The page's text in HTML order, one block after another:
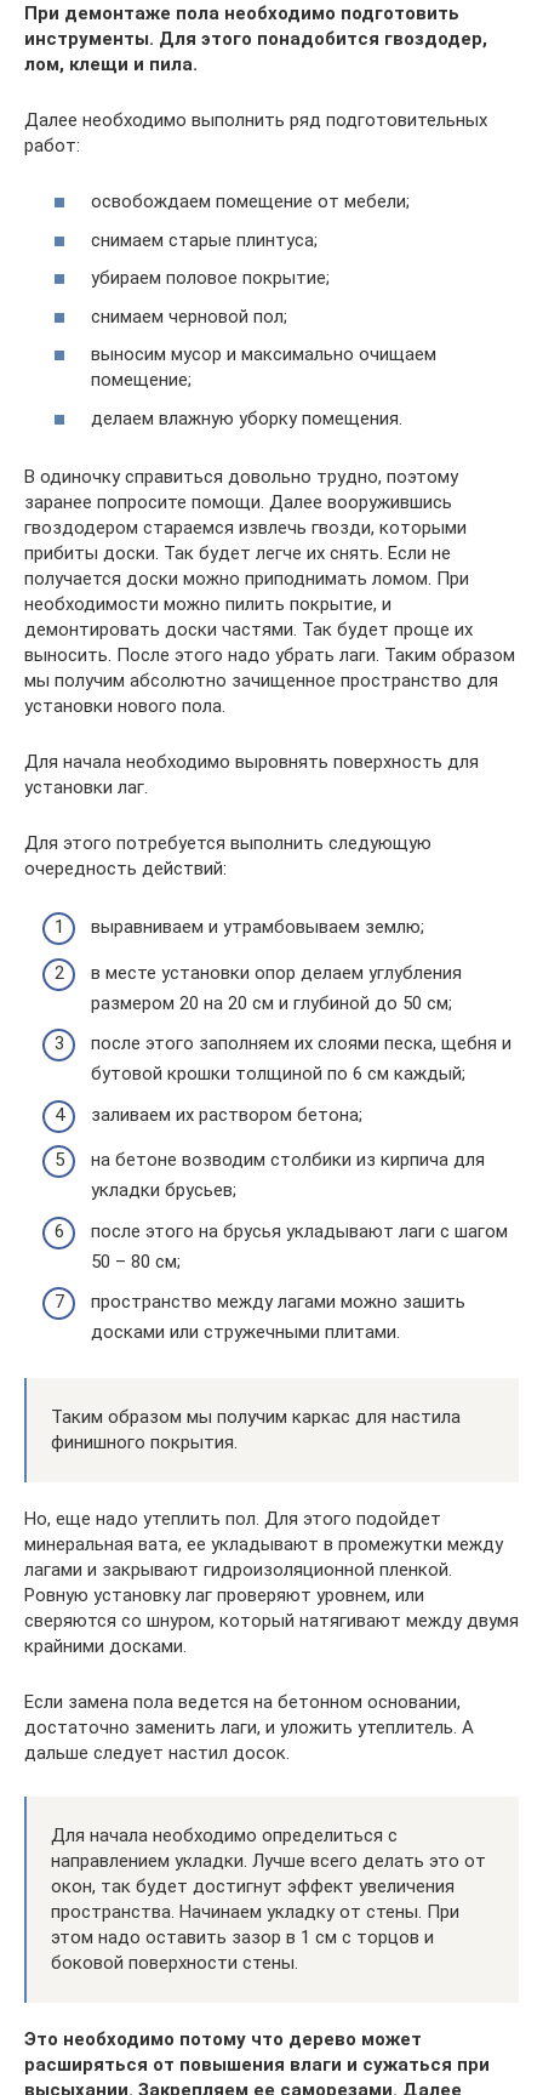
При демонтаже пола необходимо подготовить
инструменты. Для этого понадобится гвоздодер,
лом, клещи и пила.
Далее необходимо выполнить ряд подготовительных
работ:
освобождаем помещение от мебели;
снимаем старые плинтуса;
убираем половое покрытие;
снимаем черновой пол;
выносим мусор и максимально очищаем
помещение;
делаем влажную уборку помещения.
В одиночку справиться довольно трудно, поэтому
заранее попросите помощи. Далее вооружившись
гвоздодером стараемся извлечь гвозди, которыми
прибиты доски. Так будет легче их снять. Если не
получается доски можно приподнимать ломом. При
необходимости можно пилить покрытие, и
демонтировать доски частями. Так будет проще их
выносить. После этого надо убрать лаги. Таким образом
мы получим абсолютно зачищенное пространство для
установки нового пола.
Для начала необходимо выровнять поверхность для
установки лаг.
Для этого потребуется выполнить следующую
очередность действий:
выравниваем и утрамбовываем землю;
в месте установки опор делаем углубления
размером 20 на 20 см и глубиной до 50 см;
после этого заполняем их слоями песка, щебня и
бутовой крошки толщиной по 6 см каждый;
заливаем их раствором бетона;
на бетоне возводим столбики из кирпича для
укладки брусьев;
после этого на брусья укладывают лаги с шагом
50 – 80 см;
пространство между лагами можно зашить
досками или стружечными плитами.
Таким образом мы получим каркас для настила
финишного покрытия.
Но, еще надо утеплить пол. Для этого подойдет
минеральная вата, ее укладывают в промежутки между
лагами и закрывают гидроизоляционной пленкой.
Ровную установку лаг проверяют уровнем, или
сверяются со шнуром, который натягивают между двумя
крайними досками.
Если замена пола ведется на бетонном основании,
достаточно заменить лаги, и уложить утеплитель. А
дальше следует настил досок.
Для начала необходимо определиться с
направлением укладки. Лучше всего делать это от
окон, так будет достигнут эффект увеличения
пространства. Начинаем укладку от стены. При
этом надо оставить зазор в 1 см с торцов и
боковой поверхности стены.
Это необходимо потому что дерево может
расширяться от повышения влаги и сужаться при
высыхании. Закрепляем ее саморезами. Далее